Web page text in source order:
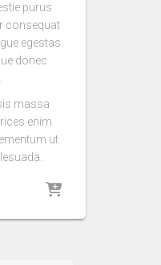
purus
consequat
egestas
donec
massa
enim
ut